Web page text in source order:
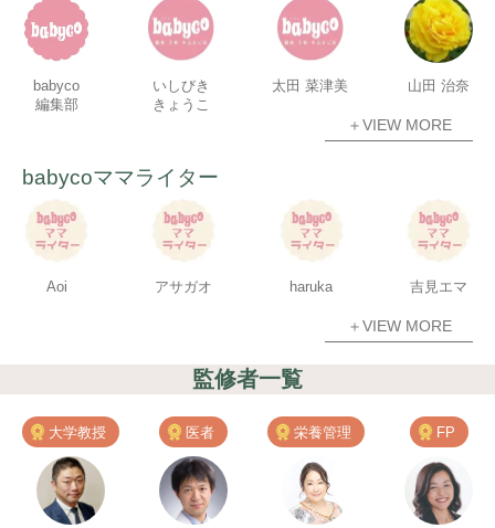
babyco
編集部
いしびき
きょうこ
太田 菜津美 山田 治奈
＋VIEW MORE
babycoママライター
Aoi アサガオ haruka 吉見エマ
＋VIEW MORE
監修者一覧
大学教授 医者 栄養管理 FP